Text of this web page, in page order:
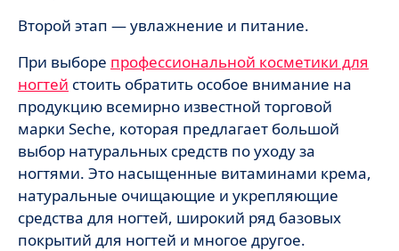
Второй этап — увлажнение и питание.
При выборе профессиональной косметики для
ногтей стоить обратить особое внимание на
продукцию всемирно известной торговой
марки Seche, которая предлагает большой
выбор натуральных средств по уходу за
ногтями. Это насыщенные витаминами крема,
натуральные очищающие и укрепляющие
средства для ногтей, широкий ряд базовых
покрытий для ногтей и многое другое.